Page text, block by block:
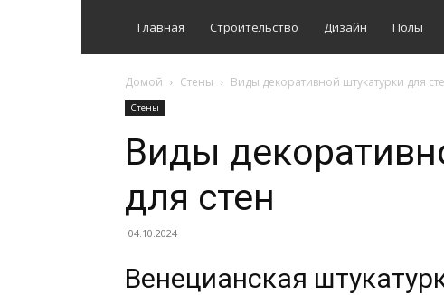
Главная Строительство Дизайн Полы
Домой Стены Виды декоративной штукатурки для
Стены
Виды
для стен
04.10.2024
Венецианская